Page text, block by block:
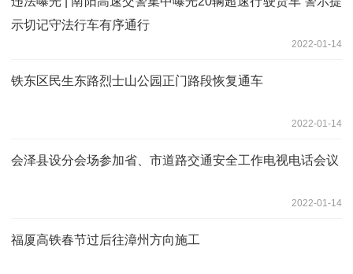
示切记守法行车有序通行
2022-01-14
铁东区民生东路烈士山公园正门路段恢复通车
2022-01-14
会泽县设分会场参加省、市道路交通安全工作电视电话会议
2022-01-14
福厦高铁春节过后往漳州方向施工